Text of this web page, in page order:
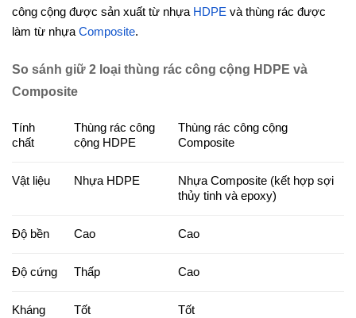
công cộng được sản xuất từ nhựa HDPE và thùng rác được
làm từ nhựa Composite.
So sánh giữ 2 loại thùng rác công cộng HDPE và
Composite
Tính
chất
Thùng rác công
cộng HDPE
Thùng rác công cộng
Composite
Vật liệu Nhựa HDPE
Nhựa Composite (kết hợp sợi
thủy tinh và epoxy)
Độ bền Cao Cao
Độ cứng Thấp Cao
Kháng
Tốt Tốt